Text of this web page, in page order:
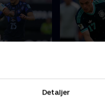
Detaljer
mellem
Se eller